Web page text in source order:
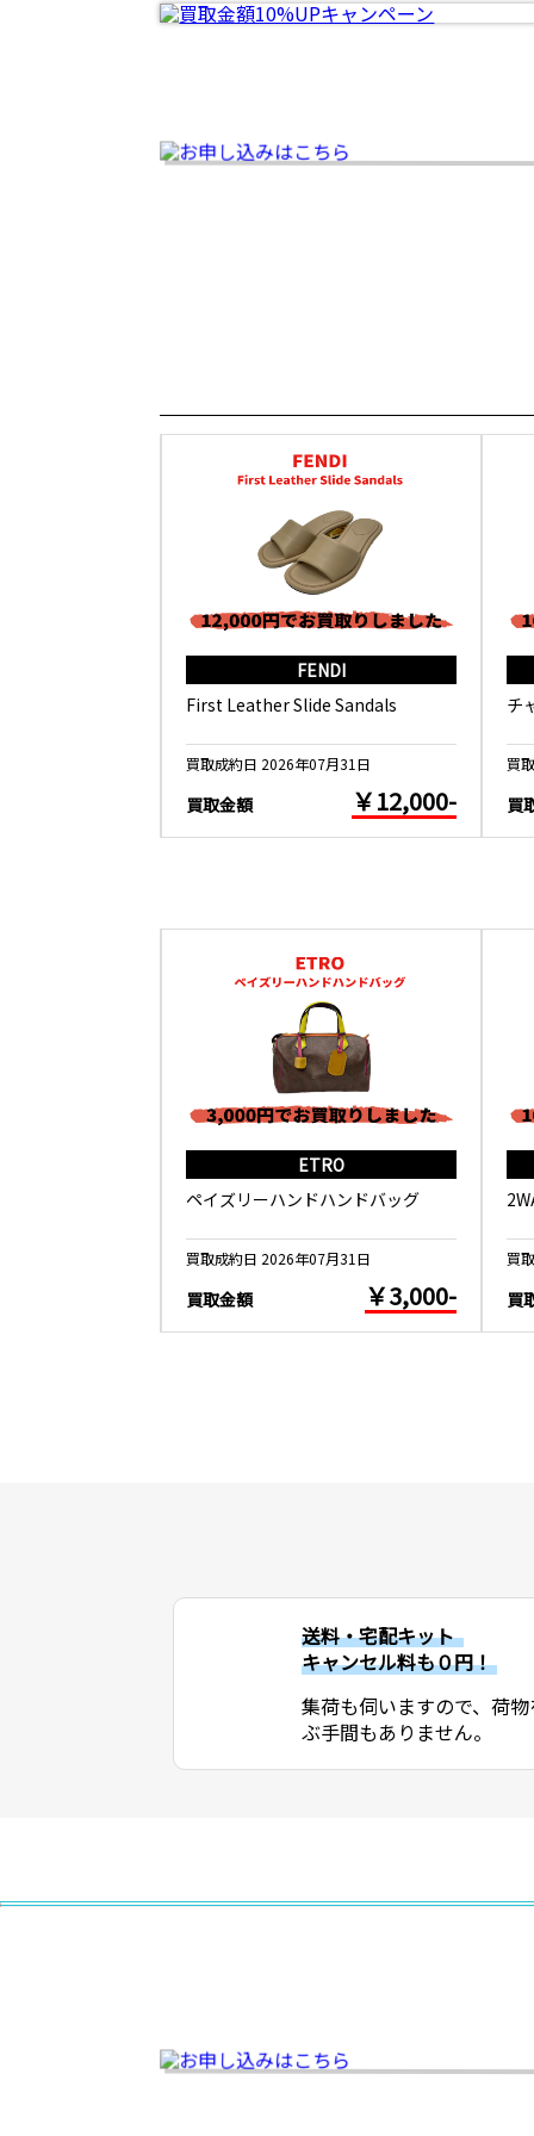
FENDI
First Leather Slide Sandals
買取成約日 2026年07月31日
買取金額 ￥12,000-
チ
買
買
ETRO
ペイズリーハンドハンドバッグ
買取成約日 2026年07月31日
買取金額 ￥3,000-
買
買
送料・宅配キット
キャンセル料も０円！
集荷も伺いますので、荷
ぶ手間もありません。